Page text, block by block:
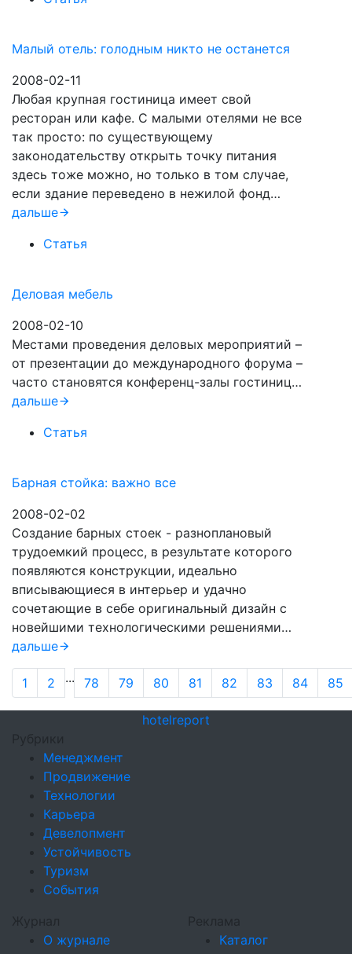
Малый отель: голодным никто не останется
2008-02-11
Любая крупная гостиница имеет свой
ресторан или кафе. С малыми отелями не все
так просто: по существующему
законодательству открыть точку питания
здесь тоже можно, но только в том случае,
если здание переведено в нежилой фонд…
дальше
Статья
Деловая мебель
2008-02-10
Местами проведения деловых мероприятий –
от презентации до международного форума –
часто становятся конференц-залы гостиниц…
дальше
Статья
Барная стойка: важно все
2008-02-02
Создание барных стоек - разноплановый
трудоемкий процесс, в результате которого
появляются конструкции, идеально
вписывающиеся в интерьер и удачно
сочетающие в себе оригинальный дизайн с
новейшими технологическими решениями…
дальше
1 2 ... 78 79 80 81 82 83 84 85
hotelreport
Рубрики
Менеджмент
Продвижение
Технологии
Карьера
Девелопмент
Устойчивость
Туризм
События
Журнал
О журнале
Реклама
Каталог